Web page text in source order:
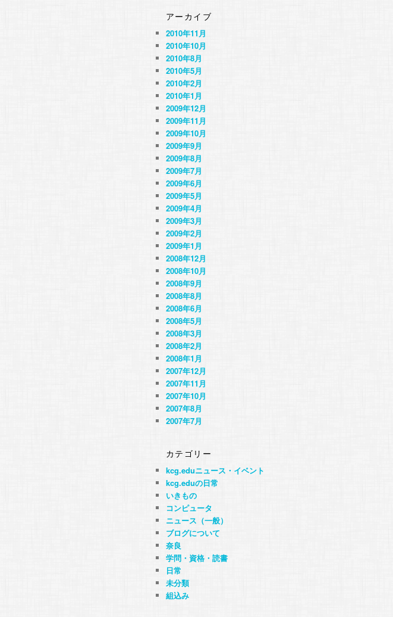
アーカイブ
2010年11月
2010年10月
2010年8月
2010年5月
2010年2月
2010年1月
2009年12月
2009年11月
2009年10月
2009年9月
2009年8月
2009年7月
2009年6月
2009年5月
2009年4月
2009年3月
2009年2月
2009年1月
2008年12月
2008年10月
2008年9月
2008年8月
2008年6月
2008年5月
2008年3月
2008年2月
2008年1月
2007年12月
2007年11月
2007年10月
2007年8月
2007年7月
カテゴリー
kcg.eduニュース・イベント
kcg.eduの日常
いきもの
コンピュータ
ニュース（一般）
ブログについて
奈良
学問・資格・読書
日常
未分類
組込み